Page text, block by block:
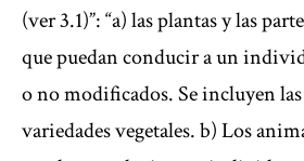
(ver 3.1)”: “a) las plantas y las
que puedan conducir a un
o no modificados. Se incluyen las
variedades vegetales. b) Los